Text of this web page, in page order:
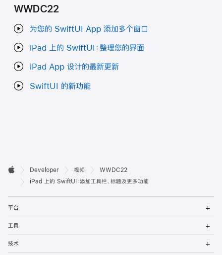
WWDC22
为您的 SwiftUI App 添加多个窗口
iPad 上的 SwiftUI：整理您的界面
iPad App 设计的最新更新
SwiftUI 的新功能
开
者
页
脚

Developer 视频
WWDC22
iPad 上的 SwiftUI：添加工具栏、标题及更多功能
平台
菜
工具
菜
技术